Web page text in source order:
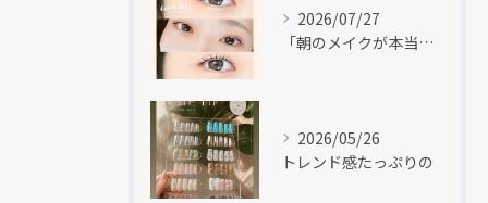
2026/07/27
「朝のメイクが本当に楽になった！」 「マスカラだけで盛れる♡...
2026/05/26
トレンド感たっぷりの